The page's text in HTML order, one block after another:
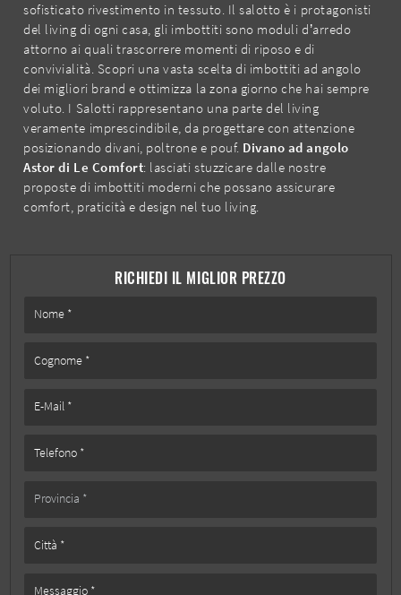
RICHIEDI IL MIGLIOR PREZZO
sofisticato rivestimento in tessuto. Il salotto è i protagonisti
del living di ogni casa, gli imbottiti sono moduli d’arredo
attorno ai quali trascorrere momenti di riposo e di
convivialità. Scopri una vasta scelta di imbottiti ad angolo
dei migliori brand e ottimizza la zona giorno che hai sempre
voluto. I Salotti rappresentano una parte del living
veramente imprescindibile, da progettare con attenzione
posizionando divani, poltrone e pouf. Divano ad angolo
Astor di Le Comfort: lasciati stuzzicare dalle nostre
proposte di imbottiti moderni che possano assicurare
comfort, praticità e design nel tuo living.